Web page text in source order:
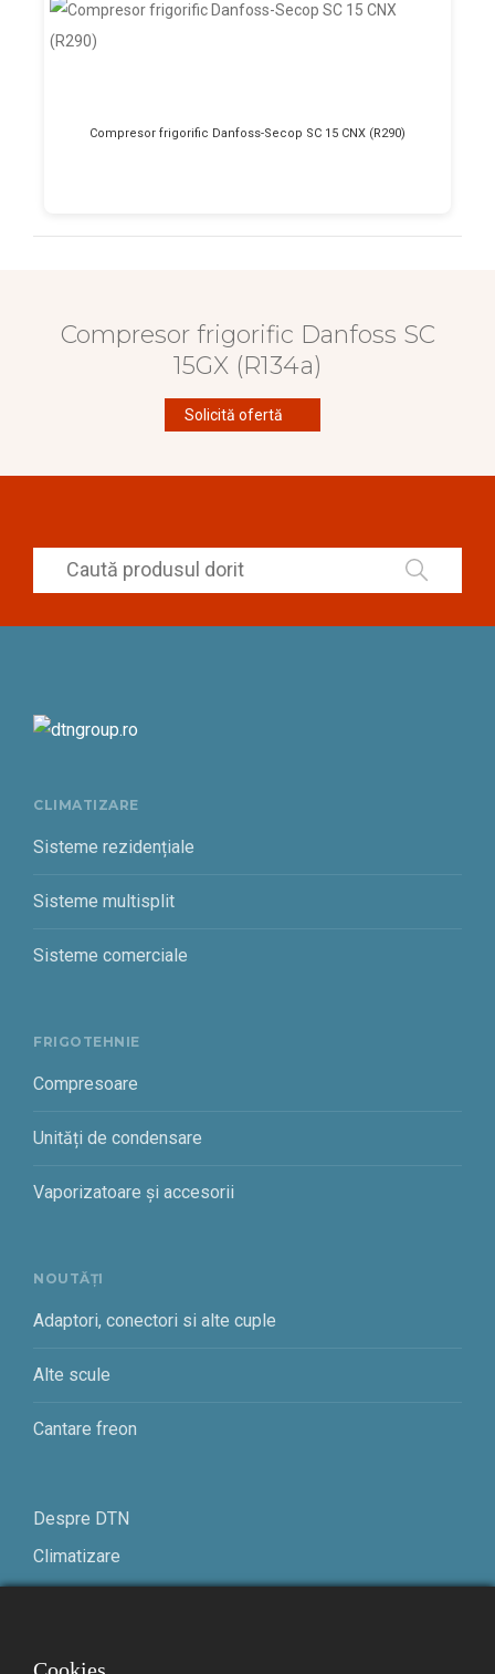
Compresor frigorific Danfoss-Secop SC 15 CNX (R290)
Compresor frigorific Danfoss SC
15GX (R134a)
Solicită ofertă
CLIMATIZARE
Sisteme rezidențiale
Sisteme multisplit
Sisteme comerciale
FRIGOTEHNIE
Compresoare
Unități de condensare
Vaporizatoare și accesorii
NOUTĂȚI
Adaptori, conectori si alte cuple
Alte scule
Cantare freon
Despre DTN
Climatizare
Frigotehnie